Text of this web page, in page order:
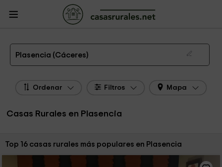
Casas Rurales
Rurales Cáceres
Casas Rurales Plasencia
Las 16 mejores casas rurales en Plasencia de 2026
Plasencia (Cáceres)
Ordenar Filtros Mapa
Casas Rurales en Plasencia
Ordenar por:
Top 16 casas rurales más populares en Plasencia